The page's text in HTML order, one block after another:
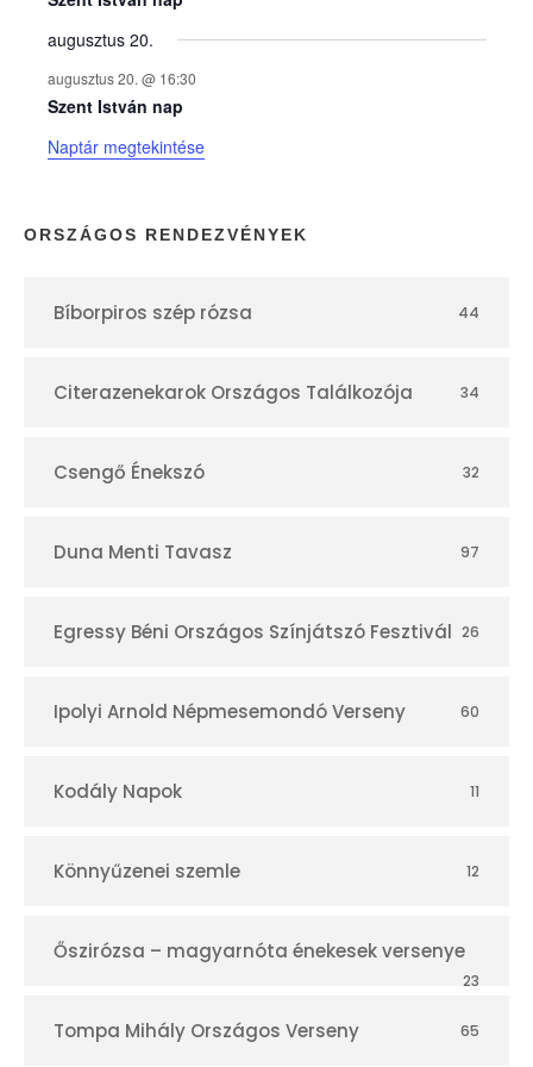
k
n
a
p
r
augusztus 20.
augusztus 20. @ 16:30
Szent István nap
Naptár megtekintése
ORSZÁGOS RENDEZVÉNYEK
Bíborpiros szép rózsa 44
Citerazenekarok Országos Találkozója 34
Csengő Énekszó 32
Duna Menti Tavasz 97
Egressy Béni Országos Színjátszó Fesztivál 26
Ipolyi Arnold Népmesemondó Verseny 60
Kodály Napok 11
Könnyűzenei szemle 12
Őszirózsa – magyarnóta énekesek versenye
23
Tompa Mihály Országos Verseny 65